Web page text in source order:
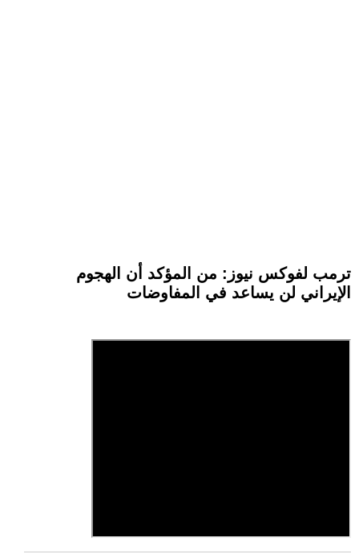
ترمب لفوكس نيوز: من المؤكد أن الهجوم
الإيراني لن يساعد في المفاوضات